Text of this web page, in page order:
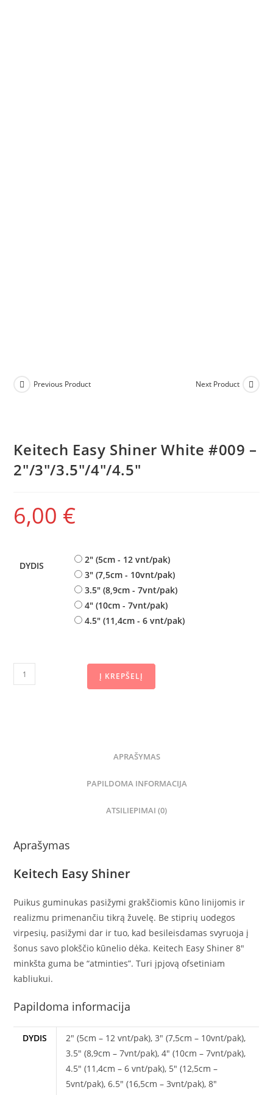
Previous Product Next Product
Keitech Easy Shiner White #009 –
2″/3″/3.5″/4″/4.5″
6,00 €
DYDIS
2" (5cm - 12 vnt/pak)
3" (7,5cm - 10vnt/pak)
3.5" (8,9cm - 7vnt/pak)
4" (10cm - 7vnt/pak)
4.5" (11,4cm - 6 vnt/pak)
Į KREPŠELĮ
APRAŠYMAS
PAPILDOMA INFORMACIJA
ATSILIEPIMAI (0)
Aprašymas
Keitech Easy Shiner
Puikus guminukas pasižymi grakščiomis kūno linijomis ir
realizmu primenančiu tikrą žuvelę. Be stiprių uodegos
virpesių, pasižymi dar ir tuo, kad besileisdamas svyruoja į
šonus savo plokščio kūnelio dėka. Keitech Easy Shiner 8″
minkšta guma be “atminties”. Turi įpjovą ofsetiniam
kabliukui.
Papildoma informacija
DYDIS
2" (5cm – 12 vnt/pak), 3" (7,5cm – 10vnt/pak),
3.5" (8,9cm – 7vnt/pak), 4" (10cm – 7vnt/pak),
4.5" (11,4cm – 6 vnt/pak), 5" (12,5cm –
5vnt/pak), 6.5" (16,5cm – 3vnt/pak), 8"